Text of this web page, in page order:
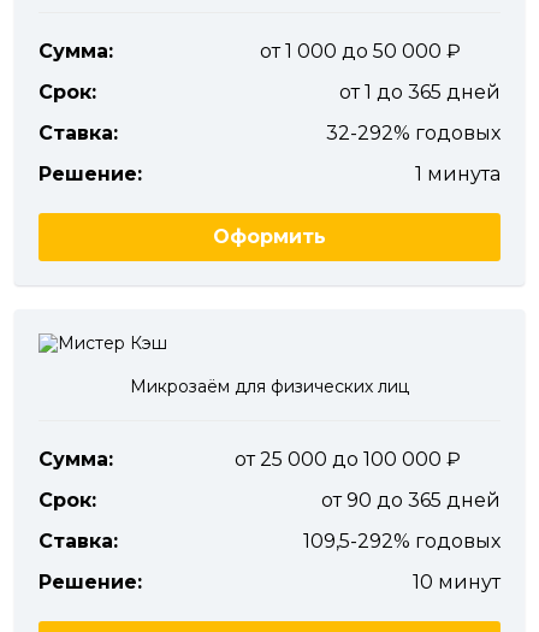
Сумма:
от 1 000 до 50 000
Срок:
от 1 до 365 дней
Ставка:
32-292% годовых
Решение:
1 минута
Оформить
Микрозаём для физических лиц
Сумма:
от 25 000 до 100 000
Срок:
от 90 до 365 дней
Ставка:
109,5-292% годовых
Решение:
10 минут